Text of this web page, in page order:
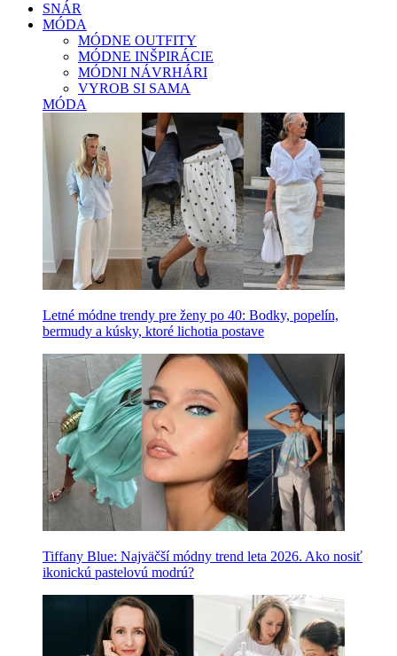
SNÁR
MÓDA
MÓDNE OUTFITY
MÓDNE INŠPIRÁCIE
MÓDNI NÁVRHÁRI
VYROB SI SAMA
MÓDA
Letné módne trendy pre ženy po 40: Bodky, popelín,
bermudy a kúsky, ktoré lichotia postave
Tiffany Blue: Najväčší módny trend leta 2026. Ako nosiť
ikonickú pastelovú modrú?